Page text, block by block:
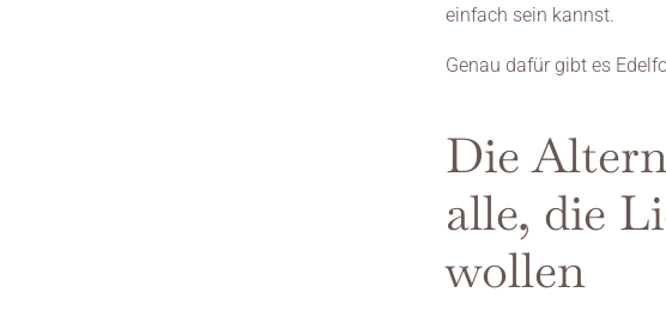
einfach sein kannst.
Genau dafür gibt es
Die
alle, die
wollen